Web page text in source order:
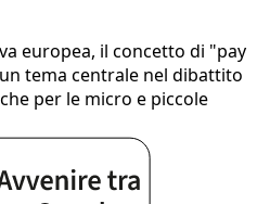
europea, il concetto di "pay
tema centrale nel dibattito
per le micro e piccole